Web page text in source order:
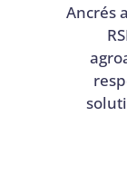
Ancrés